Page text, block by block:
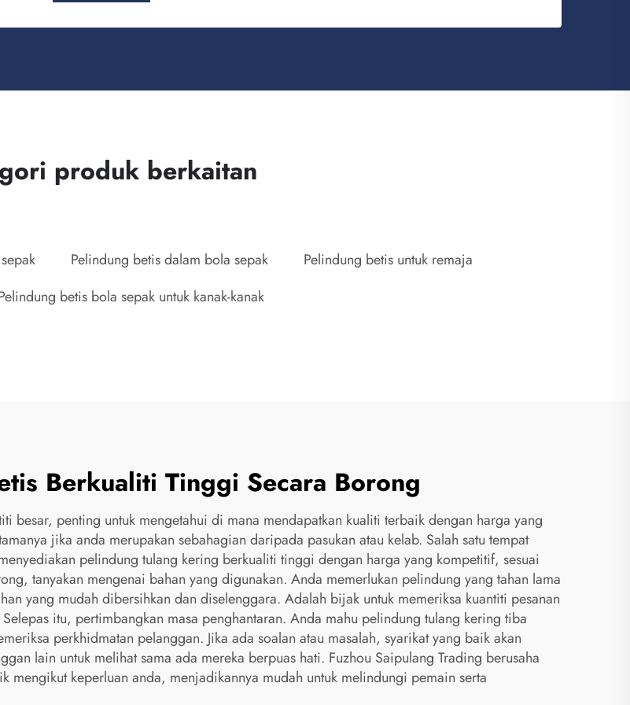
produk berkaitan
Pelindung betis dalam bola sepak
Pelindung betis untuk remaja
betis bola sepak untuk kanak-kanak
Berkualiti Tinggi Secara Borong
besar, penting untuk mengetahui di mana mendapatkan kualiti terbaik dengan harga yang
jika anda merupakan sebahagian daripada pasukan atau kelab. Salah satu tempat
pelindung tulang kering berkualiti tinggi dengan harga yang kompetitif, sesuai
tanyakan mengenai bahan yang digunakan. Anda memerlukan pelindung yang tahan lama
yang mudah dibersihkan dan diselenggara. Adalah bijak untuk memeriksa kuantiti pesanan
itu, pertimbangkan masa penghantaran. Anda mahu pelindung tulang kering tiba
perkhidmatan pelanggan. Jika ada soalan atau masalah, syarikat yang baik akan
lain untuk melihat sama ada mereka berpuas hati. Fuzhou Saipulang Trading berusaha
keperluan anda, menjadikannya mudah untuk melindungi pemain serta